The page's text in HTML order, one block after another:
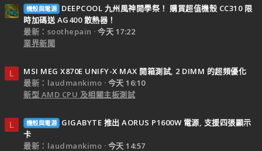
機殼與電源
DEEPCOOL 九州風神開學祭！ 購買超值機殼 CC310 限
時加碼送 AG400 散熱器！
最新：soothepain
今天 17:22
業界新聞
L
MSI MEG X870E UNIFY-X MAX 開箱測試, 2 DIMM 的超頻優化
最新：laudmankimo
今天 16:10
新型 AMD CPU 及相關主板測試
L 機殼與電源
GIGABYTE 推出 AORUS P1600W 電源, 支援四張顯示
卡
最新：laudmankimo
今天 14:57